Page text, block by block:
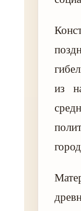
из